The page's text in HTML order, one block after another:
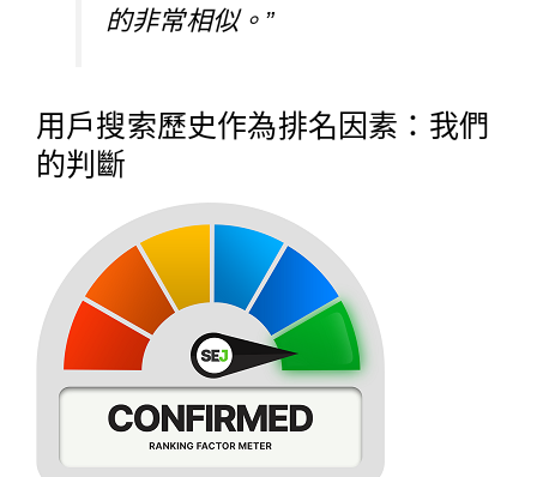
的非常相似。”
用戶搜索歷史作為排名因素：我們
的判斷